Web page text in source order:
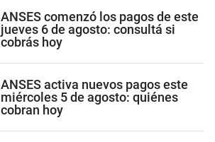
ANSES comenzó los pagos de este
jueves 6 de agosto: consultá si
cobrás hoy
ANSES activa nuevos pagos este
miércoles 5 de agosto: quiénes
cobran hoy